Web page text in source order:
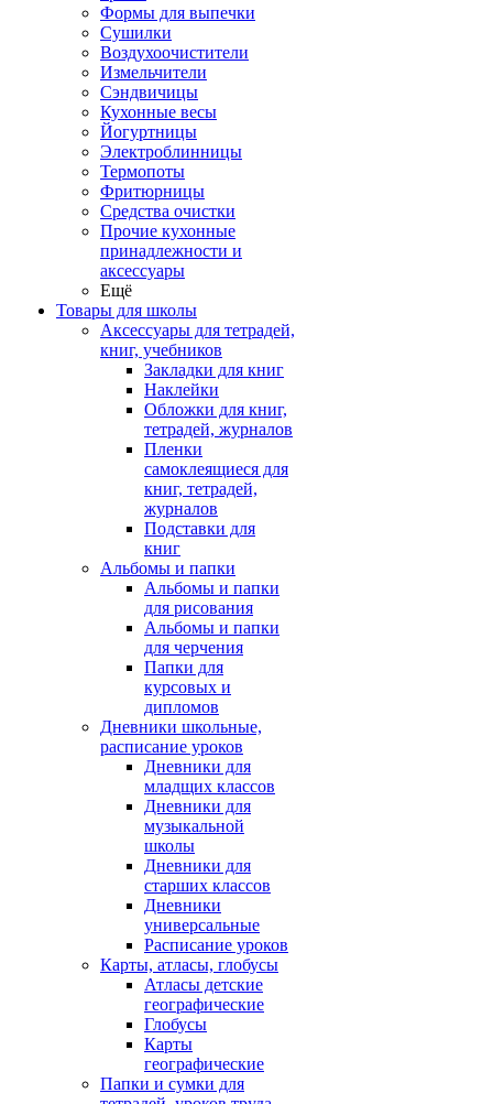
Формы для выпечки
Сушилки
Воздухоочистители
Измельчители
Сэндвичицы
Кухонные весы
Йогуртницы
Электроблинницы
Термопоты
Фритюрницы
Средства очистки
Прочие кухонные
принадлежности и
аксессуары
Ещё
Товары для школы
Аксессуары для тетрадей,
книг, учебников
Закладки для книг
Наклейки
Обложки для книг,
тетрадей, журналов
Пленки
самоклеящиеся для
книг, тетрадей,
журналов
Подставки для
книг
Альбомы и папки
Альбомы и папки
для рисования
Альбомы и папки
для черчения
Папки для
курсовых и
дипломов
Дневники школьные,
расписание уроков
Дневники для
младщих классов
Дневники для
музыкальной
школы
Дневники для
старших классов
Дневники
универсальные
Расписание уроков
Карты, атласы, глобусы
Атласы детские
географические
Глобусы
Карты
географические
Папки и сумки для